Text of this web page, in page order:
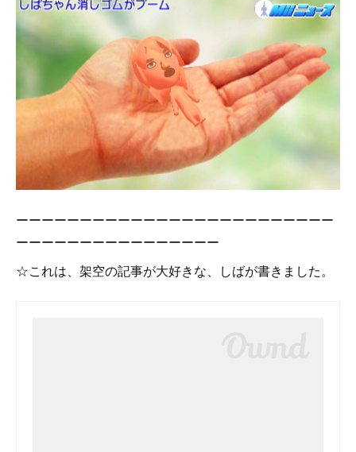
ーーーーーーーーーーーーーーーーーーーーーーーーー
ーーーーーーーーーーーーーーーー
☆これは、架空の記事が大好きな、しばが書きました。